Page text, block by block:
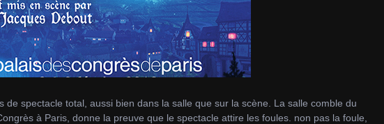
de spectacle total, aussi bien dans la salle que sur la scène. La salle comble du
à Paris, donne la preuve que le spectacle attire les foules. non pas la foule,